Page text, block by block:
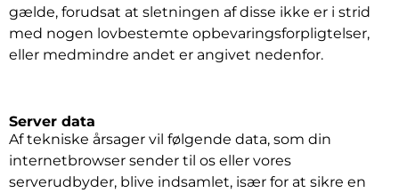
gælde, forudsat at sletningen af disse ikke er i strid
med nogen lovbestemte opbevaringsforpligtelser,
eller medmindre andet er angivet nedenfor.
Server data
Af tekniske årsager vil følgende data, som din
internetbrowser sender til os eller vores
serverudbyder, blive indsamlet, især for at sikre en